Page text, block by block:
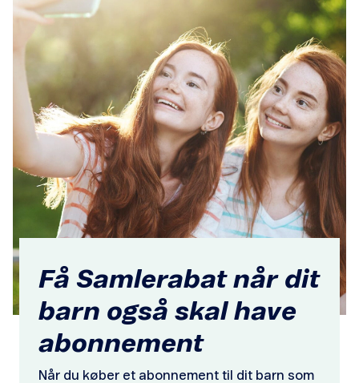
Få Samlerabat når dit
barn også skal have
abonnement
Når du køber et abonnement til dit barn som